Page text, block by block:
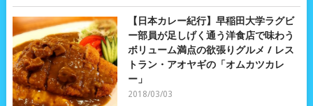
【日本カレー紀行】早稲田大学ラグビ
ー部員が足しげく通う洋食店で味わう
ボリューム満点の欲張りグルメ / レス
トラン・アオヤギの「オムカツカレ
ー」
2018/03/03